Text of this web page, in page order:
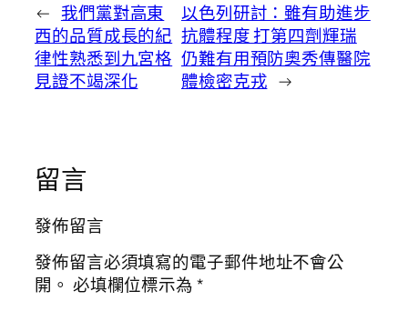
← 我們黨對高東
西的品質成長的紀
律性熟悉到九宮格
見證不竭深化
以色列研討：雖有助進步
抗體程度 打第四劑輝瑞
仍難有用預防奧秀傳醫院
體檢密克戎 →
留言
發佈留言
發佈留言必須填寫的電子郵件地址不會公
開。 必填欄位標示為*